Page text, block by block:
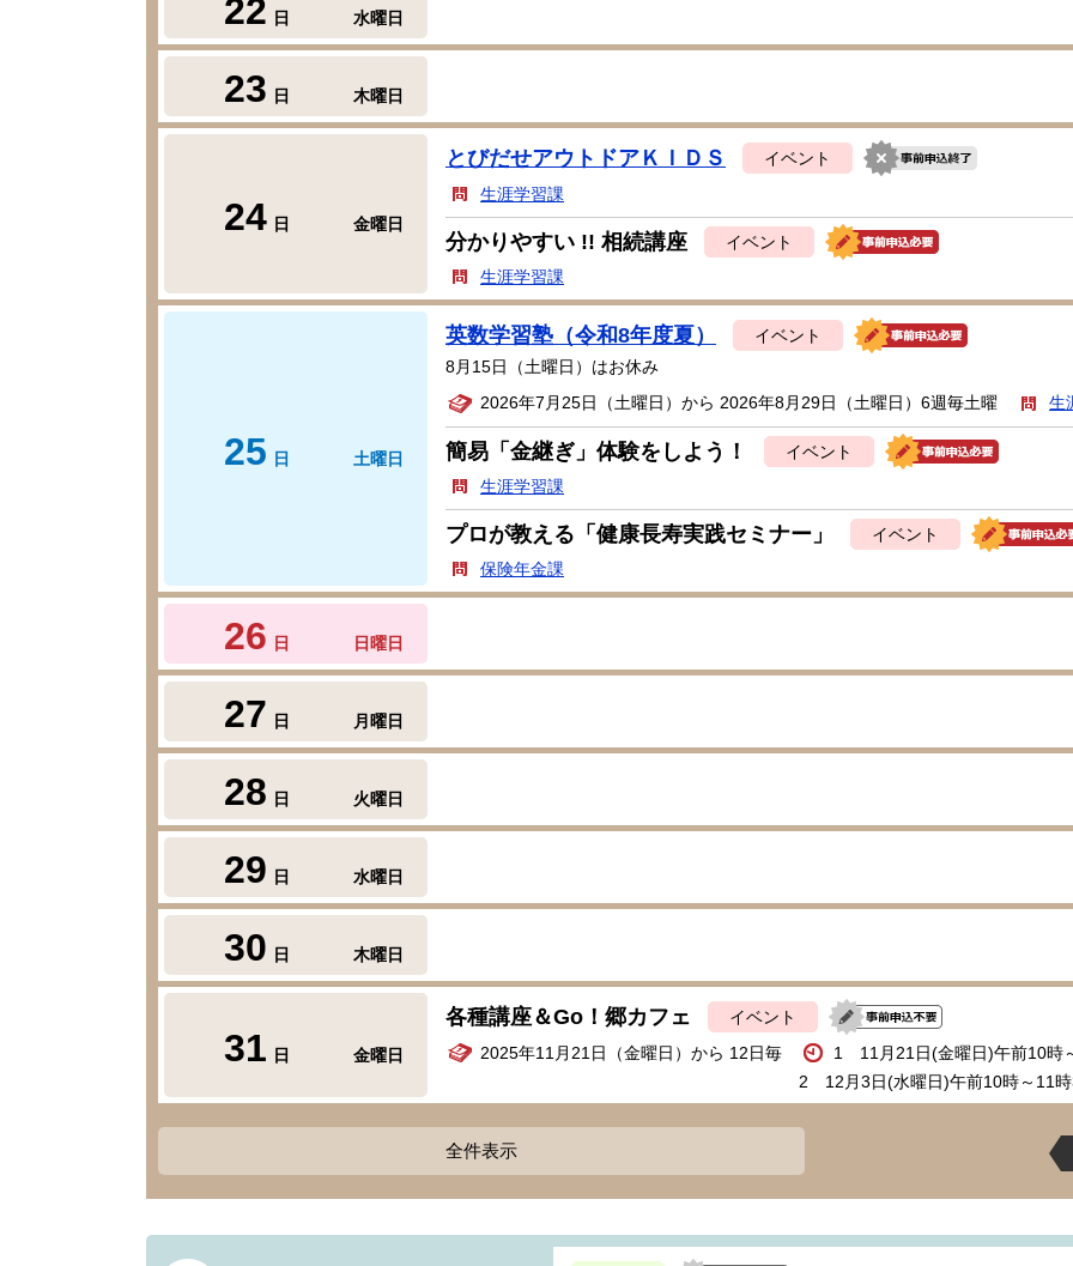
22 日 水曜日
23 日 木曜日
24 日 金曜日
とびだせアウトドアＫＩＤＳ
イベント
生涯学習課
分かりやすい !! 相続講座
イベント
生涯学習課
25 日 土曜日
英数学習塾（令和8年度夏）
イベント
8月15日（土曜日）はお休み
2026年7月25日（土曜日）から 2026年8月29日（土曜日）6週毎土曜
生
簡易「金継ぎ」体験をしよう！
イベント
生涯学習課
プロが教える「健康長寿実践セミナー」
イベント
保険年金課
26 日 日曜日
27 日 月曜日
28 日 火曜日
29 日 水曜日
30 日 木曜日
31 日 金曜日
各種講座＆Go！郷カフェ
イベント
2025年11月21日（金曜日）から 12日毎
1 11月21日(金曜日)午前10時
2 12月3日(水曜日)午前10時～11
全件表示